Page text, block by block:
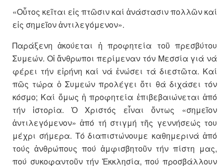
«Οὗτος κεῖται εἰς πτῶσιν καί ἀνά­στασιν πολλῶν καί
εἰς σημεῖον ἀντιλεγόμενον».
Παράξενη ἀκούεται ἡ προφητεία τοῦ πρεσβύτου
Συμεών. Οἱ ἄνθρω­ποι περίμεναν τόν Μεσσία γιά νά
φέρει τήν εἰρήνη καί νά ἑνώσει τά διεστῶτα. Καί
πῶς τώρα ὁ Συμεών προλέγει ὅτι θά διχάσει τόν
κόσμο; Καί ὅμως ἡ προφητεία ἐπιβεβαιώ­νεται ἀπό
τήν ἱστορία. Ὁ Χριστός εἶναι ὄντως «σημεῖον
ἀντιλεγόμε­νον» ἀπό τή στιγμή τῆς γεννήσεώς του
μέχρι σήμερα. Τό διαπιστώ­νου­με καθημερινά ἀπό
τούς ἀνθρώ­πους πού ἀμφισβητοῦν τήν πίστη μας,
πού συκοφαντοῦν τήν Ἐκκλη­σία, πού προσβάλλουν